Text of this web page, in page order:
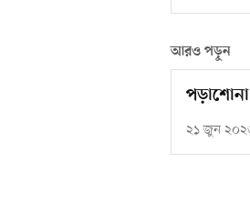
আরও পড়ুন
২১ জুন